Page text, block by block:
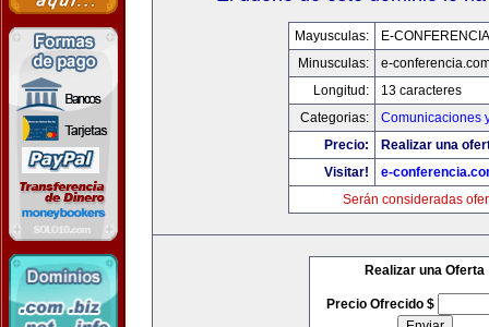
Mayusculas:
E-
Minusculas:
e-
Longitud:
13 caracteres
Categorias:
Comunicaciones
Precio:
Realizar una
Visitar!
e-
Serán consideradas
Realizar una Oferta
Precio Ofrecido $